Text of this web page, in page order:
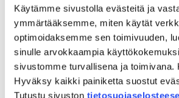
Käytämme sivustolla evästeitä ja
ymmärtääksemme, miten käytät
optimoidaksemme sen toimivuuden,
sinulle arvokkaampia
sivustomme turvallisena ja toimivana.
Hyväksy kaikki painiketta suostut
Tutustu sivuston
alueellaan ryhmän oman
mukaisesti. Toiminta-alue kattaa ne
kuntaa, joiden alueella on meren
ovat Kustavi, Taivassalo, Vehmaa,
Naantali, Raisio, Turku, Kaarina,
Parainen ja Kemiönsaari.